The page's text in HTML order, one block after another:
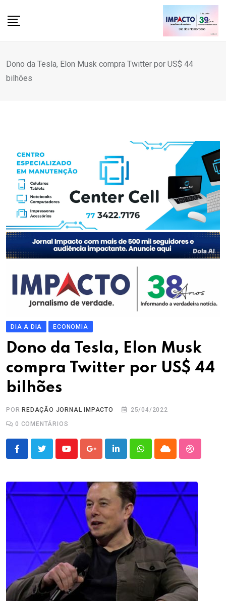
Dono da Tesla, Elon Musk compra Twitter por US$ 44
bilhões
DIA A DIA ECONOMIA
Dono da Tesla, Elon Musk
compra Twitter por US$ 44
bilhões
POR REDAÇÃO JORNAL IMPACTO
25/04/2022
0 COMENTÁRIOS
YoutubeGoogle+LinkedInWhatsappCloud